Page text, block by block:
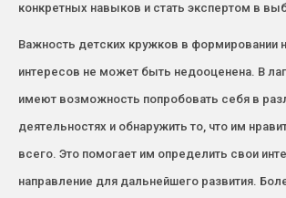
конкретных навыков и стать экспертом в
Важность детских кружков в формировании
интересов не может быть недооценена. В
имеют возможность попробовать себя в
деятельностях и обнаружить то, что им
всего. Это помогает им определить свои
направление для дальнейшего развития.